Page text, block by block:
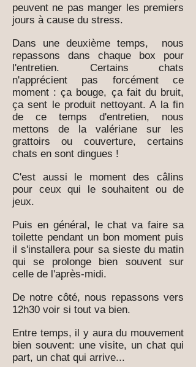
peuvent ne pas manger les premiers
jours à cause du stress.
Dans une deuxième temps, nous
repassons dans chaque box pour
l'entretien. Certains chats
n'apprécient pas forcément ce
moment : ça bouge, ça fait du bruit,
ça sent le produit nettoyant. A la fin
de ce temps d'entretien, nous
mettons de la valériane sur les
grattoirs ou couverture, certains
chats en sont dingues !
C'est aussi le moment des câlins
pour ceux qui le souhaitent ou de
jeux.
Puis en général, le chat va faire sa
toilette pendant un bon moment puis
il s'installera pour sa sieste du matin
qui se prolonge bien souvent sur
celle de l'après-midi.
De notre côté, nous repassons vers
12h30 voir si tout va bien.
Entre temps, il y aura du mouvement
bien souvent: une visite, un chat qui
part, un chat qui arrive...